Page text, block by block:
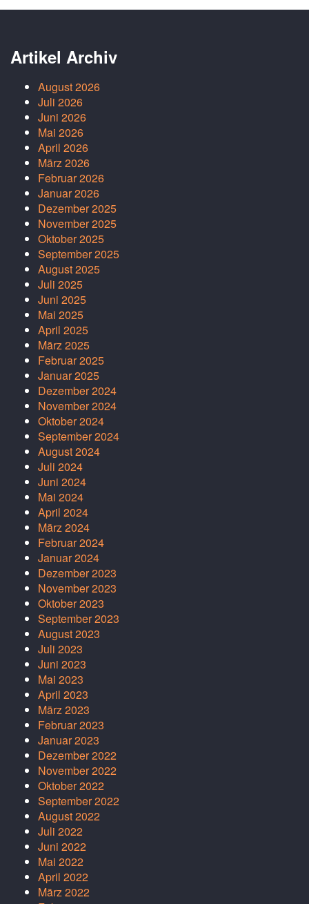
Artikel Archiv
August 2026
Juli 2026
Juni 2026
Mai 2026
April 2026
März 2026
Februar 2026
Januar 2026
Dezember 2025
November 2025
Oktober 2025
September 2025
August 2025
Juli 2025
Juni 2025
Mai 2025
April 2025
März 2025
Februar 2025
Januar 2025
Dezember 2024
November 2024
Oktober 2024
September 2024
August 2024
Juli 2024
Juni 2024
Mai 2024
April 2024
März 2024
Februar 2024
Januar 2024
Dezember 2023
November 2023
Oktober 2023
September 2023
August 2023
Juli 2023
Juni 2023
Mai 2023
April 2023
März 2023
Februar 2023
Januar 2023
Dezember 2022
November 2022
Oktober 2022
September 2022
August 2022
Juli 2022
Juni 2022
Mai 2022
April 2022
März 2022